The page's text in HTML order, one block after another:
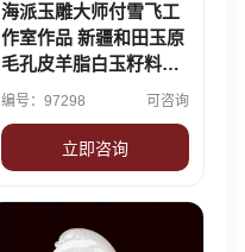
海派玉雕大师付雪飞工
作室作品 新疆和田玉原
毛孔皮羊脂白玉籽料摆
件 真武大帝 269克
编号：97298 可咨询
立即咨询